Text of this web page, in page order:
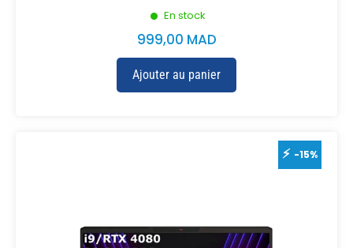
En stock
999,00 MAD
Ajouter au panier
-15%